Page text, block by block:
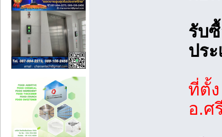
รับ
ประ
ที่ตั้
อ.ศ